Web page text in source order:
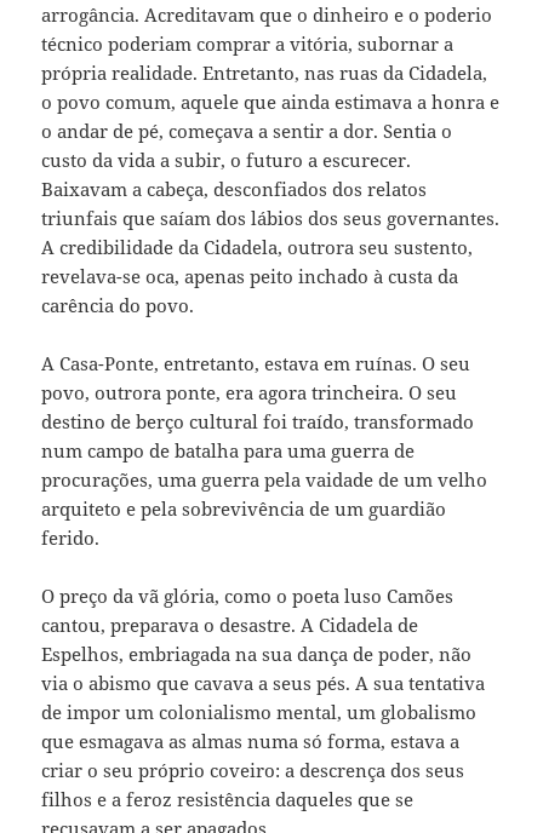
arrogância. Acreditavam que o dinheiro e o poderio
técnico poderiam comprar a vitória, subornar a
própria realidade. Entretanto, nas ruas da Cidadela,
o povo comum, aquele que ainda estimava a honra e
o andar de pé, começava a sentir a dor. Sentia o
custo da vida a subir, o futuro a escurecer.
Baixavam a cabeça, desconfiados dos relatos
triunfais que saíam dos lábios dos seus governantes.
A credibilidade da Cidadela, outrora seu sustento,
revelava-se oca, apenas peito inchado à custa da
carência do povo.
A Casa-Ponte, entretanto, estava em ruínas. O seu
povo, outrora ponte, era agora trincheira. O seu
destino de berço cultural foi traído, transformado
num campo de batalha para uma guerra de
procurações, uma guerra pela vaidade de um velho
arquiteto e pela sobrevivência de um guardião
ferido.
O preço da vã glória, como o poeta luso Camões
cantou, preparava o desastre. A Cidadela de
Espelhos, embriagada na sua dança de poder, não
via o abismo que cavava a seus pés. A sua tentativa
de impor um colonialismo mental, um globalismo
que esmagava as almas numa só forma, estava a
criar o seu próprio coveiro: a descrença dos seus
filhos e a feroz resistência daqueles que se